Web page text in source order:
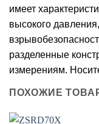
имеет
высокого
разделенные
измерениям.
ПОХОЖИЕ